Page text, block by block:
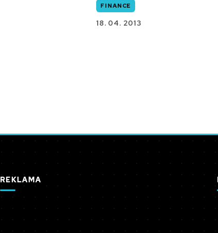
FINANCE
18. 04. 2013
REKLAMA